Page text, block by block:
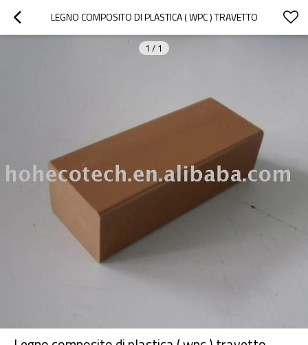
LEGNO COMPOSITO DI PLASTICA ( WPC ) TRAVETTO
1 / 1